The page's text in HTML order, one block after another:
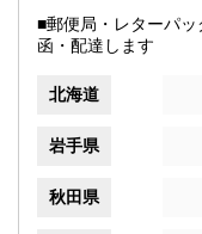
■郵便局・レターパ
函・配達します
北海道
岩手県
秋田県